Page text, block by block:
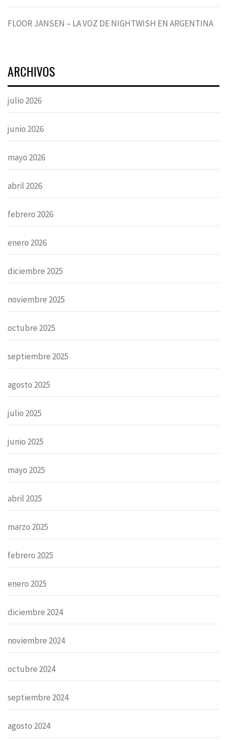
FLOOR JANSEN – LA VOZ DE NIGHTWISH EN ARGENTINA
ARCHIVOS
julio 2026
junio 2026
mayo 2026
abril 2026
febrero 2026
enero 2026
diciembre 2025
noviembre 2025
octubre 2025
septiembre 2025
agosto 2025
julio 2025
junio 2025
mayo 2025
abril 2025
marzo 2025
febrero 2025
enero 2025
diciembre 2024
noviembre 2024
octubre 2024
septiembre 2024
agosto 2024